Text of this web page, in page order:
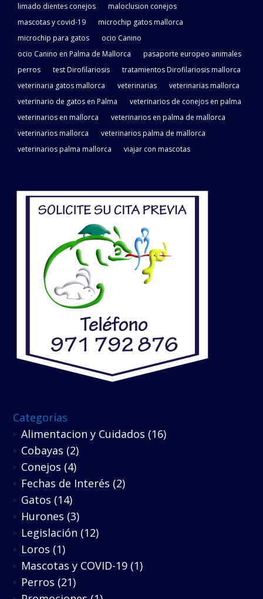
limado dientes conejos
maloclusion conejos
mascotas y covid-19
microchip gatos mallorca
microchip para gatos
ocio Canino
ocio Canino en Palma de Mallorca
pasaporte europeo animales
perros
test Dirofilariosis
tratamientos Dirofilariosis mallorca
veterinaria gatos mallorca
veterinarias
veterinarias mallorca
veterinario de gatos en Palma
veterinarios de conejos en palma
veterinarios en mallorca
veterinarios en palma de mallorca
veterinarios mallorca
veterinarios palma de mallorca
veterinarios palma mallorca
viajar con mascotas
Categorías
Alimentacion y Cuidados (16)
Cobayas (2)
Conejos (4)
Fechas de Interés (2)
Gatos (14)
Hurones (3)
Legislación (12)
Loros (1)
Mascotas y COVID-19 (1)
Perros (21)